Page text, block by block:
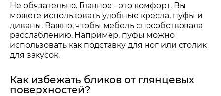
Не обязательно. Главное - это комфорт. Вы
можете использовать удобные кресла, пуфы и
диваны. Важно, чтобы мебель способствовала
расслаблению. Например, пуфы можно
использовать как подставку для ног или столик
для закусок.
Как избежать бликов от глянцевых
поверхностей?